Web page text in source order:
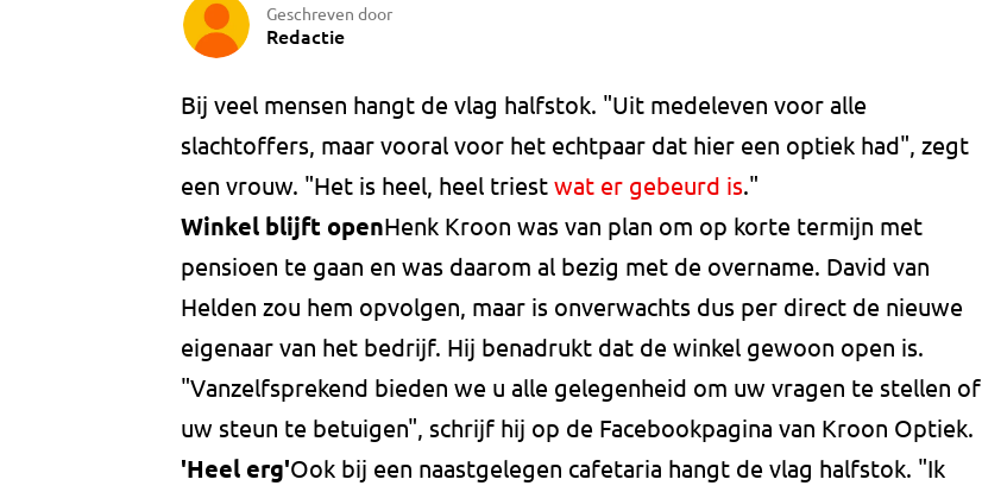
Geschreven door
Redactie
Bij veel mensen hangt de vlag halfstok. "Uit medeleven voor alle
slachtoffers, maar vooral voor het echtpaar dat hier een optiek had", zegt
een vrouw. "Het is heel, heel triest wat er gebeurd is."
Winkel blijft openHenk Kroon was van plan om op korte termijn met
pensioen te gaan en was daarom al bezig met de overname. David van
Helden zou hem opvolgen, maar is onverwachts dus per direct de nieuwe
eigenaar van het bedrijf. Hij benadrukt dat de winkel gewoon open is.
"Vanzelfsprekend bieden we u alle gelegenheid om uw vragen te stellen of
uw steun te betuigen", schrijf hij op de Facebookpagina van Kroon Optiek.
'Heel erg'Ook bij een naastgelegen cafetaria hangt de vlag halfstok. "Ik